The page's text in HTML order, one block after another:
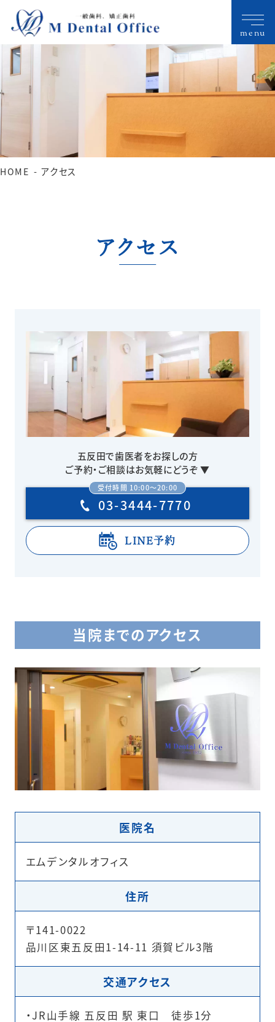
HOME アクセス
アクセス
五反田で歯医者をお探しの方
ご予約・ご相談はお気軽にどうぞ ▼
受付時間 10:00〜20:00
03-3444-7770
LINE予約
当院までのアクセス
医院名
エムデンタルオフィス
住所
〒141-0022
品川区東五反田1-14-11 須賀ビル3階
交通アクセス
・JR山手線 五反田 駅 東口 徒歩1分
menu